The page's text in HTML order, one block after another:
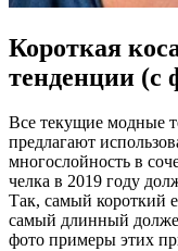
Короткая
тенденции (с
Все текущие модные
предлагают
многослойность в
челка в 2019 году
Так, самый короткий
самый длинный
фото примеры этих